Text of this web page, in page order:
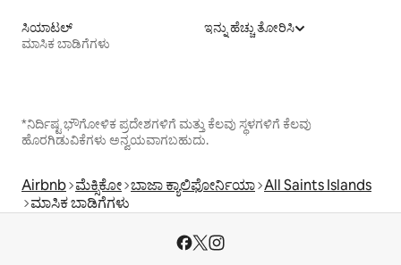
ಸಿಯಾಟಲ್
ಮಾಸಿಕ ಬಾಡಿಗೆಗಳು
ಇನ್ನು ಹೆಚ್ಚು ತೋರಿಸಿ
*ನಿರ್ದಿಷ್ಟ ಭೌಗೋಳಿಕ ಪ್ರದೇಶಗಳಿಗೆ ಮತ್ತು ಕೆಲವು ಸ್ಥಳಗಳಿಗೆ ಕೆಲವು
ಹೊರಗಿಡುವಿಕೆಗಳು ಅನ್ವಯವಾಗಬಹುದು.
Airbnb ಮೆಕ್ಸಿಕೋ ಬಾಜಾ ಕ್ಯಾಲಿಫೋರ್ನಿಯಾ All Saints Islands
ಮಾಸಿಕ ಬಾಡಿಗೆಗಳು